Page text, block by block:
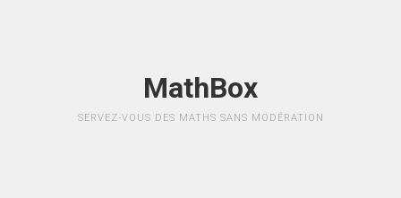
MathBox
SERVEZ-VOUS DES MATHS SANS MODÉRATION